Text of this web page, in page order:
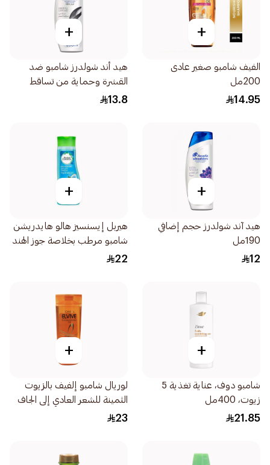
+
الفيف شامبو صغير عادى
200مل
14.95
+
هيد أند شولدرز شامبو ضد
القشرة وحماية من تساقط
الشعر للرجال 200مل
13.8
+
هيد آند شولدرز حجم إضافي
190مل
12
+
هيربل إيسنسيز هالو هايدريشن
شامبو مرطب بخلاصة جوز الهند
أزرق 400مل
22
+
شامبو دوف، عناية تغذية 5
زيوت، 400مل
21.85
+
لوريال شامبو إلفيف بالزيوت
الثمينة للشعر العادي إلى الجاف
400مل
23